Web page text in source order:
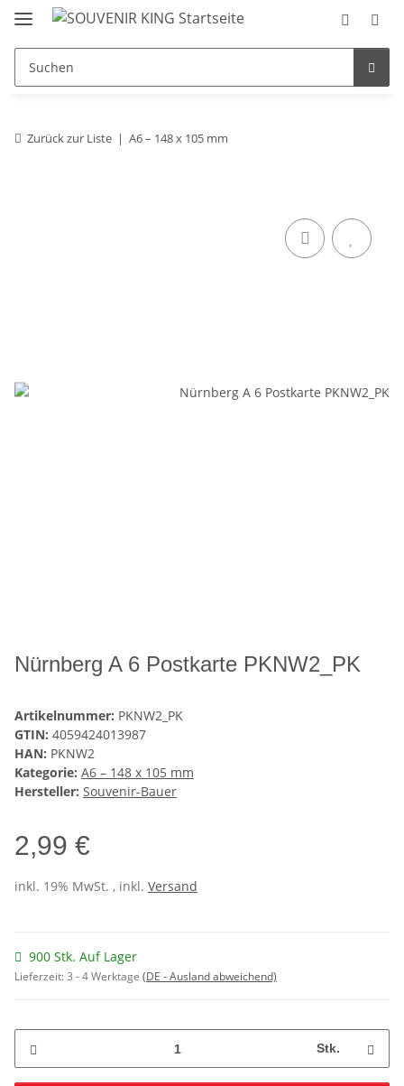
Zurück zur Liste A6 – 148 x 105 mm
Nürnberg A 6 Postkarte PKNW2_PK
Artikelnummer: PKNW2_PK
GTIN: 4059424013987
HAN: PKNW2
Kategorie: A6 – 148 x 105 mm
Hersteller: Souvenir-Bauer
2,99 €
inkl. 19% MwSt. , inkl. Versand
900 Stk. Auf Lager
Lieferzeit:3 - 4 Werktage (DE - Ausland abweichend)
Stk.